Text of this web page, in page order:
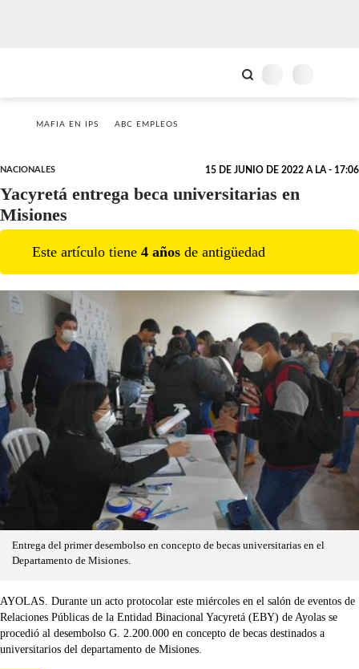
MAFIA EN IPS ABC EMPLEOS
NACIONALES 15 DE JUNIO DE 2022 A LA - 17:06
Yacyretá entrega beca universitarias en
Misiones
Este artículo tiene 4 años de antigüedad
Entrega del primer desembolso en concepto de becas universitarias en el
Departamento de Misiones.
AYOLAS. Durante un acto protocolar este miércoles en el salón de eventos de
Relaciones Públicas de la Entidad Binacional Yacyretá (EBY) de Ayolas se
procedió al desembolso G. 2.200.000 en concepto de becas destinados a
universitarios del departamento de Misiones.